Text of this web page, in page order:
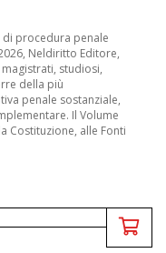
di procedura penale
Neldiritto Editore,
studiosi,
della più
penale sostanziale,
Il Volume
Costituzione, alle Fonti